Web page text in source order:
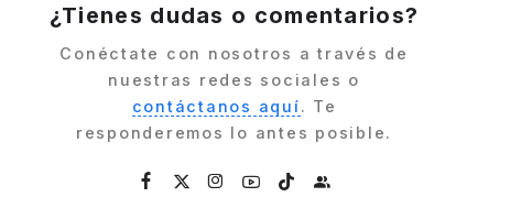
¿Tienes dudas o comentarios?
Conéctate con nosotros a través de
nuestras redes sociales o
contáctanos aquí. Te
responderemos lo antes posible.